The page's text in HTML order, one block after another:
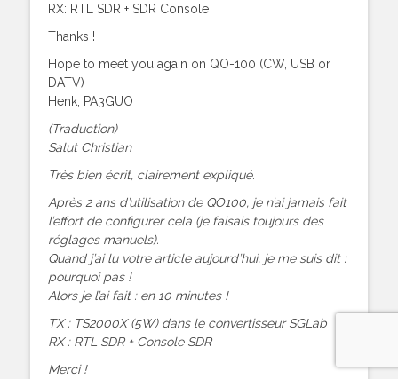
RX: RTL SDR + SDR Console
Thanks !
Hope to meet you again on QO-100 (CW, USB or
DATV)
Henk, PA3GUO
(Traduction)
Salut Christian
Très bien écrit, clairement expliqué.
Après 2 ans d’utilisation de QO100, je n’ai jamais fait
l’effort de configurer cela (je faisais toujours des
réglages manuels).
Quand j’ai lu votre article aujourd’hui, je me suis dit :
pourquoi pas !
Alors je l’ai fait : en 10 minutes !
TX : TS2000X (5W) dans le convertisseur SGLab
RX : RTL SDR + Console SDR
Merci !